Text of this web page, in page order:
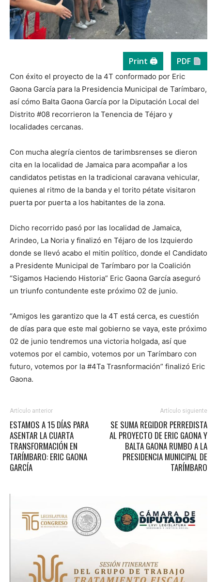
Print 🖨 PDF
Con éxito el proyecto de la 4T conformado por Eric
Gaona García para la Presidencia Municipal de Tarímbaro,
así cómo Balta Gaona García por la Diputación Local del
Distrito #08 recorrieron la Tenencia de Téjaro y
localidades cercanas.
Con mucha alegría cientos de tarimbsrenses se dieron
cita en la localidad de Jamaica para acompañar a los
candidatos petistas en la tradicional caravana vehicular,
quienes al ritmo de la banda y el torito pétate visitaron
puerta por puerta a los habitantes de la zona.
Dicho recorrido pasó por las localidad de Jamaica,
Arindeo, La Noria y finalizó en Téjaro de los Izquierdo
donde se llevó acabo el mitin político, donde el Candidato
a Presidente Municipal de Tarímbaro por la Coalición
“Sigamos Haciendo Historia” Eric Gaona García aseguró
un triunfo contundente este próximo 02 de junio.
“Amigos les garantizo que la 4T está cerca, es cuestión
de días para que este mal gobierno se vaya, este próximo
02 de junio tendremos una victoria holgada, así que
votemos por el cambio, votemos por un Tarímbaro con
futuro, votemos por la #4Ta Trasnformación” finalizó Eric
Gaona.
Artículo anterior
ESTAMOS A 15 DÍAS PARA
ASENTAR LA CUARTA
TRANSFORMACIÓN EN
TARÍMBARO: ERIC GAONA
GARCÍA
Artículo siguiente
SE SUMA REGIDOR PERREDISTA
AL PROYECTO DE ERIC GAONA Y
BALTA GAONA RUMBO A LA
PRESIDENCIA MUNICIPAL DE
TARÍMBARO